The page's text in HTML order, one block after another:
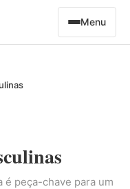
Menu
é peça-chave para um